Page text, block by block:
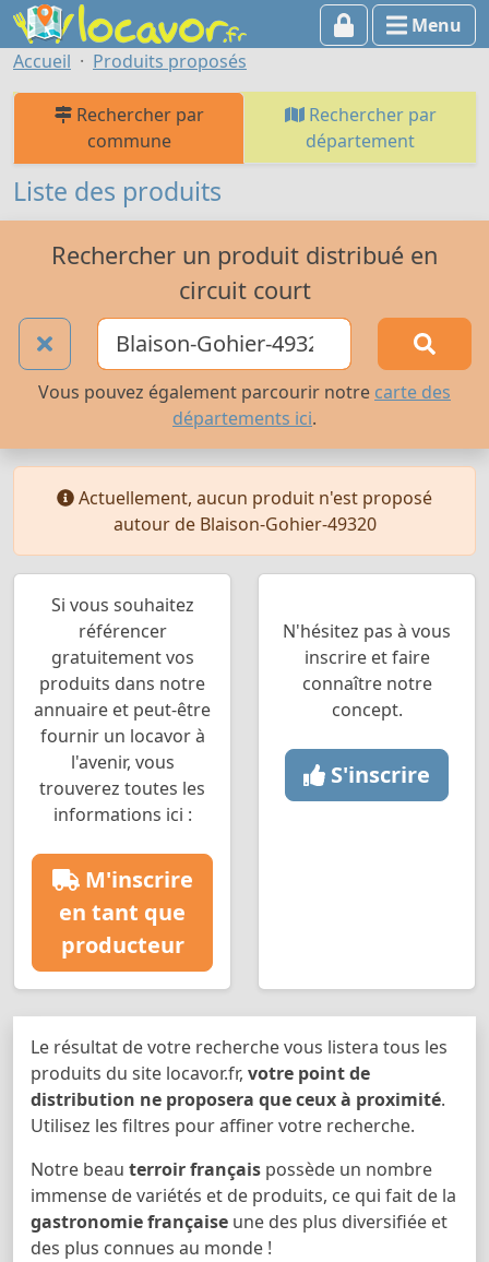
Menu
Accueil
Produits proposés
Rechercher par
commune
Rechercher par
département
Liste des produits
Rechercher un produit distribué en
circuit court
Vous pouvez également parcourir notre carte des
départements ici.
Actuellement, aucun produit n'est proposé
autour de Blaison-Gohier-49320
Si vous souhaitez
référencer
gratuitement vos
produits dans notre
annuaire et peut-être
fournir un locavor à
l'avenir, vous
trouverez toutes les
informations ici :
M'inscrire
en tant que
producteur
N'hésitez pas à vous
inscrire et faire
connaître notre
concept.
S'inscrire
Le résultat de votre recherche vous listera tous les
produits du site locavor.fr, votre point de
distribution ne proposera que ceux à proximité.
Utilisez les filtres pour affiner votre recherche.
Notre beau terroir français possède un nombre
immense de variétés et de produits, ce qui fait de la
gastronomie française une des plus diversifiée et
des plus connues au monde !